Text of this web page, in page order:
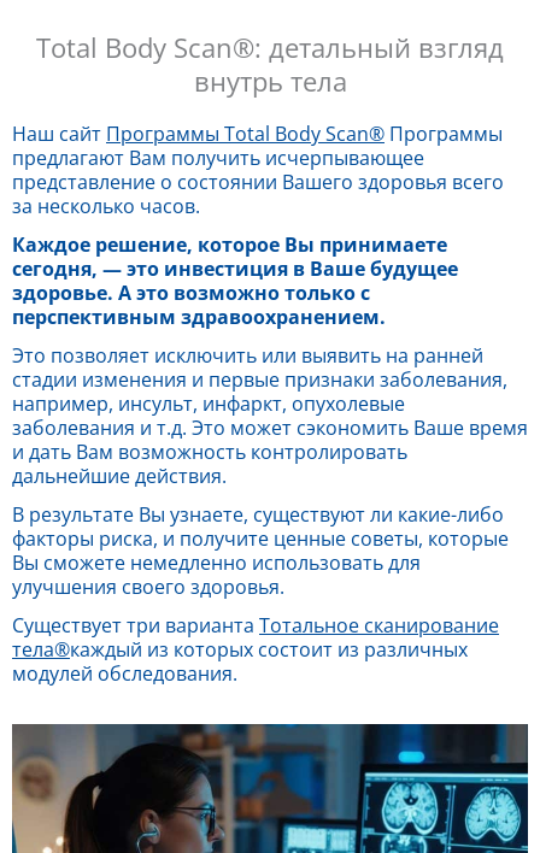
Total Body Scan®: детальный взгляд
внутрь тела
Наш сайт Программы Total Body Scan® Программы
предлагают Вам получить исчерпывающее
представление о состоянии Вашего здоровья всего
за несколько часов.
Каждое решение, которое Вы принимаете
сегодня, — это инвестиция в Ваше будущее
здоровье. А это возможно только с
перспективным здравоохранением.
Это позволяет исключить или выявить на ранней
стадии изменения и первые признаки заболевания,
например, инсульт, инфаркт, опухолевые
заболевания и т.д. Это может сэкономить Ваше время
и дать Вам возможность контролировать
дальнейшие действия.
В результате Вы узнаете, существуют ли какие-либо
факторы риска, и получите ценные советы, которые
Вы сможете немедленно использовать для
улучшения своего здоровья.
Существует три варианта Тотальное сканирование
тела®каждый из которых состоит из различных
модулей обследования.